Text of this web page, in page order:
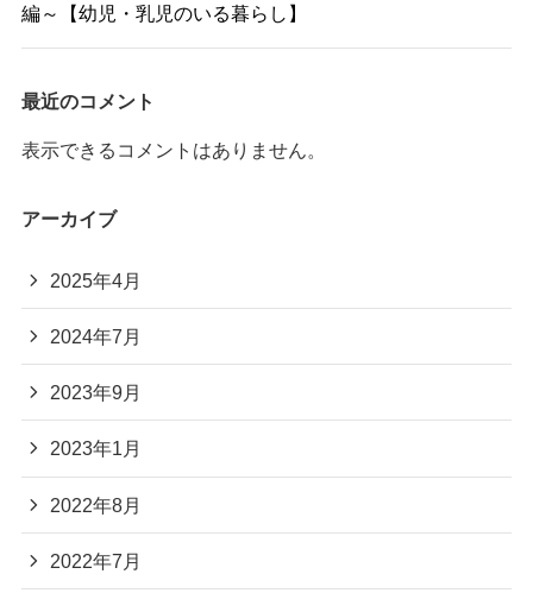
編～【幼児・乳児のいる暮らし】
最近のコメント
表示できるコメントはありません。
アーカイブ
2025年4月
2024年7月
2023年9月
2023年1月
2022年8月
2022年7月